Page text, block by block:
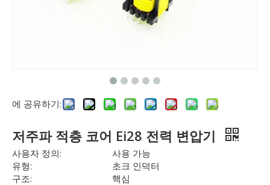
에 공유하기:
저주파 적층 코어 Ei28 전력 변압기
사용자 정의:
사용 가능
유형:
초크 인덕터
구조:
핵심